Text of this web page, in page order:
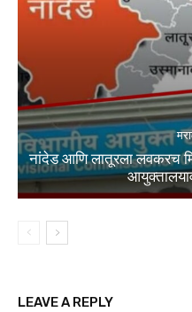
नांदेड आणि लातूरला लवकरच
LEAVE A REPLY